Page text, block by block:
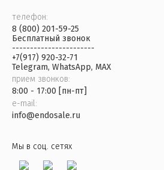
телефон:
8 (800) 201-59-25
Бесплатный звонок
-----------------------
+7(917) 920-32-71
Telegram, WhatsApp, MAX
прием звонков:
8:00 - 17:00 [пн-пт]
e-mail:
info@endosale.ru
Мы в соц. сетях